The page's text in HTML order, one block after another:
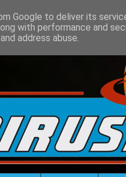
Google to deliver its
with performance and
address abuse.